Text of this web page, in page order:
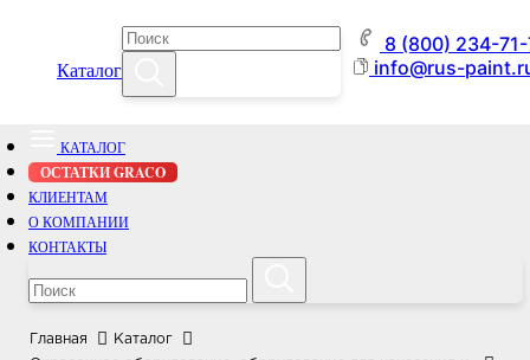
Каталог
8 (800) 234-
info@rus-
КАТАЛОГ
ОСТАТКИ GRACO
КЛИЕНТАМ
О КОМПАНИИ
КОНТАКТЫ
Главная
Каталог